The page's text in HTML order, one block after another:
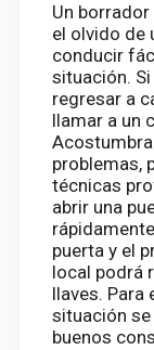
Un
el olvido de
conducir
situación.
regresar a
llamar a un
problemas,
técnicas
abrir una
puerta y el
local podrá
llaves. Para
situación
buenos